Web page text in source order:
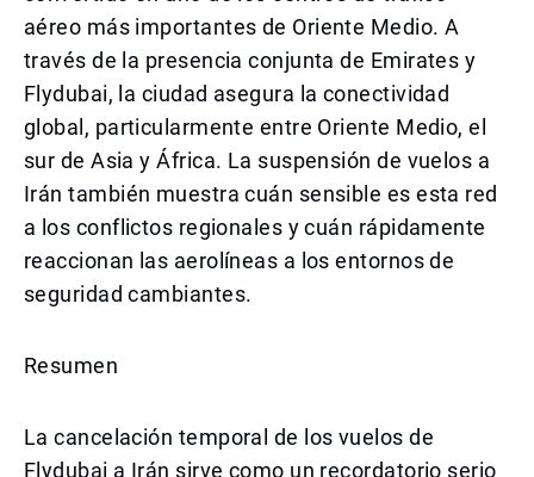
aéreo más importantes de Oriente Medio. A
través de la presencia conjunta de Emirates y
Flydubai, la ciudad asegura la conectividad
global, particularmente entre Oriente Medio, el
sur de Asia y África. La suspensión de vuelos a
Irán también muestra cuán sensible es esta red
a los conflictos regionales y cuán rápidamente
reaccionan las aerolíneas a los entornos de
seguridad cambiantes.
Resumen
La cancelación temporal de los vuelos de
Flydubai a Irán sirve como un recordatorio serio